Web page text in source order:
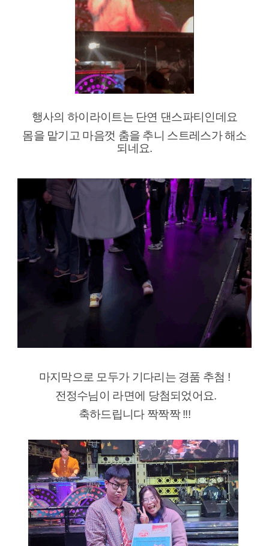
행사의 하이라이트는 단연 댄스파티인데요
몸을 맡기고 마음껏 춤을 추니 스트레스가 해소
되네요.
마지막으로 모두가 기다리는 경품 추첨 !
전정수님이 라면에 당첨되었어요.
축하드립니다 짝짝짝 !!!